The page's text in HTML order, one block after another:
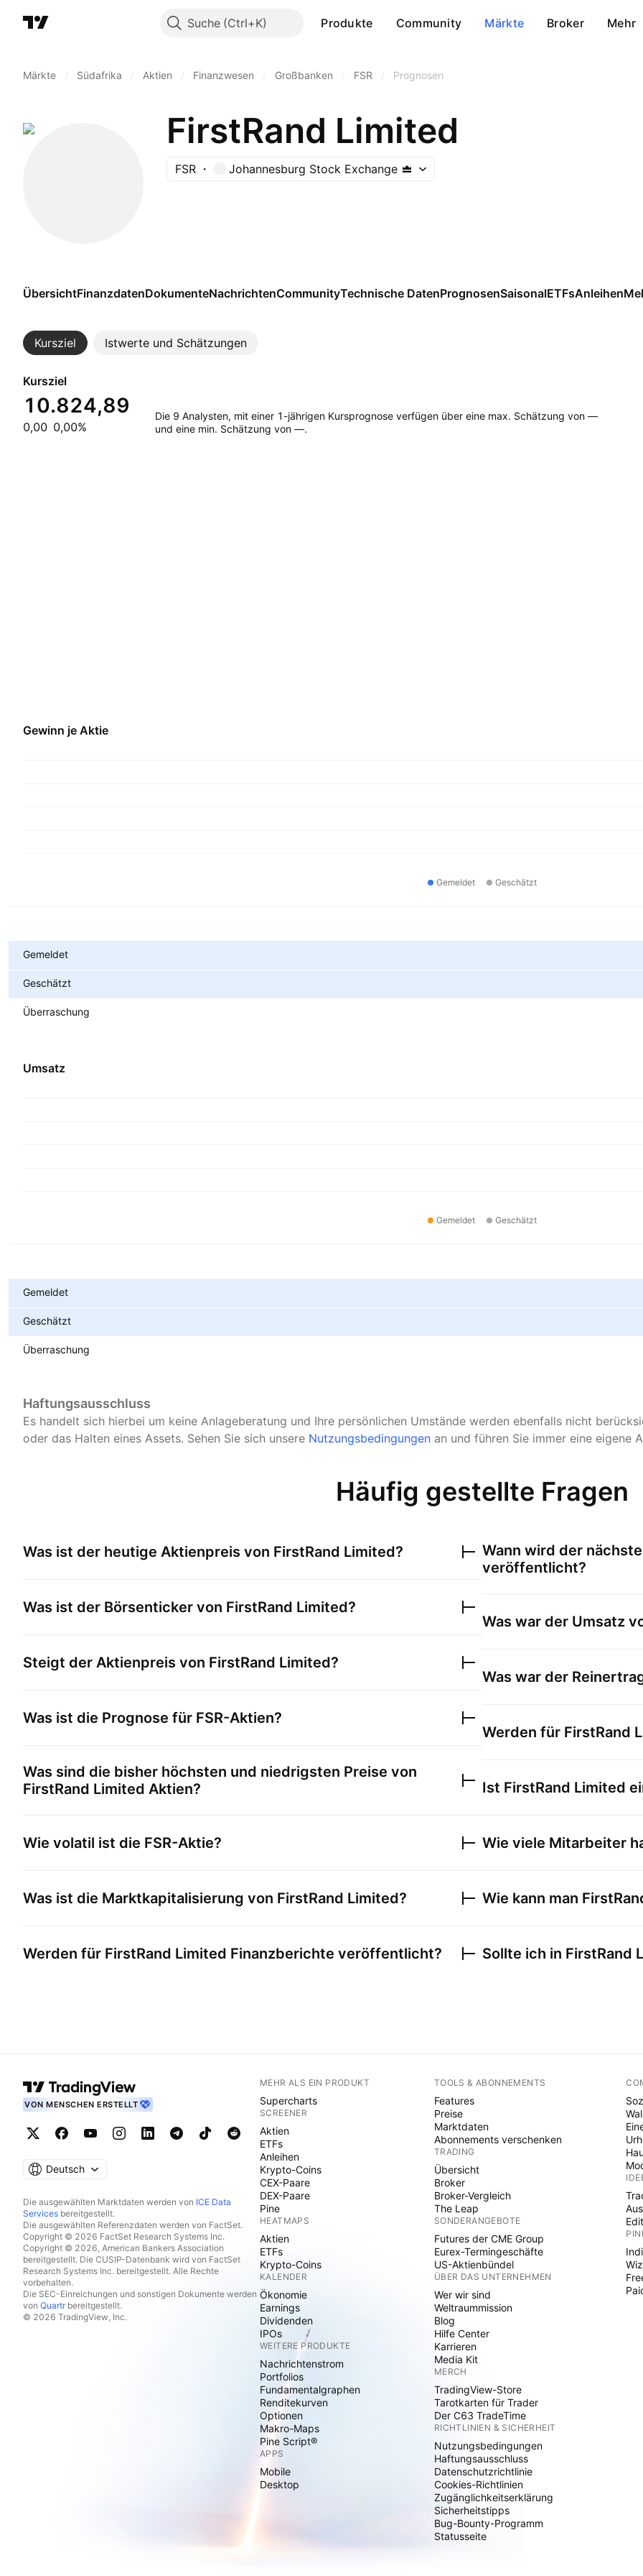
Suche Produkte Community Märkte Broker Mehr
Märkte Südafrika Aktien Finanzwesen Großbanken FSR Prognosen
FirstRand Limited
FSR Johannesburg Stock Exchange
ÜbersichtFinanzdatenDokumenteNachrichtenCommunityTechnische DatenPrognosenSaisonalETFsAnleihen
Kursziel Istwerte und Schätzungen
Kursziel
10.824,89
0,00 0,00%
Die 9 Analysten, mit einer 1-jährigen Kursprognose verfügen über eine max. Schätzung von —
und eine min. Schätzung von —.
Gewinn je Aktie
Gemeldet Geschätzt
Gemeldet
Geschätzt
Überraschung
Umsatz
Gemeldet Geschätzt
Gemeldet
Geschätzt
Überraschung
Haftungsausschluss
Es handelt sich hierbei um keine Anlageberatung und Ihre persönlichen Umstände werden ebenfalls nicht
oder das Halten eines Assets. Sehen Sie sich unsere Nutzungsbedingungen an und führen Sie immer eine eigene
Häufig gestellte Fragen
Was ist der heutige Aktienpreis von FirstRand Limited?
Was ist der Börsenticker von FirstRand Limited?
Steigt der Aktienpreis von FirstRand Limited?
Was ist die Prognose für FSR-Aktien?
Was sind die bisher höchsten und niedrigsten Preise von
FirstRand Limited Aktien?
Wie volatil ist die FSR-Aktie?
Was ist die Marktkapitalisierung von FirstRand Limited?
Werden für FirstRand Limited Finanzberichte veröffentlicht?
Wann wird der
veröffentlicht?
Was war der Umsatz
Was war der
Werden für FirstRand
Ist FirstRand Limited
Wie viele Mitarbeiter
Wie kann man
Sollte ich in FirstRand
VON MENSCHEN ERSTELLT
Deutsch
Die ausgewählten Marktdaten werden von ICE Data
Services bereitgestellt.
Die ausgewählten Referenzdaten werden von FactSet.
Copyright © 2026 FactSet Research Systems Inc.
Copyright © 2026, American Bankers Association
bereitgestellt. Die CUSIP-Datenbank wird von FactSet
Research Systems Inc. bereitgestellt. Alle Rechte
vorbehalten.
Die SEC-Einreichungen und sonstigen Dokumente werden
von Quartrbereitgestellt.
© 2026 TradingView, Inc.
MEHR ALS EIN PRODUKT
Supercharts
SCREENER
Aktien
ETFs
Anleihen
Krypto-Coins
CEX-Paare
DEX-Paare
Pine
HEATMAPS
Aktien
ETFs
Krypto-Coins
KALENDER
Ökonomie
Earnings
Dividenden
IPOs
WEITERE PRODUKTE
Nachrichtenstrom
Portfolios
Fundamentalgraphen
Renditekurven
Optionen
Makro-Maps
Pine Script®
APPS
Mobile
Desktop
TOOLS & ABONNEMENTS
Features
Preise
Marktdaten
Abonnements verschenken
TRADING
Übersicht
Broker
Broker-Vergleich
The Leap
SONDERANGEBOTE
Futures der CME Group
Eurex-Termingeschäfte
US-Aktienbündel
ÜBER DAS UNTERNEHMEN
Wer wir sind
Weltraummission
Blog
Hilfe Center
Karrieren
Media Kit
MERCH
TradingView-Store
Tarotkarten für Trader
Der C63 TradeTime
RICHTLINIEN & SICHERHEIT
Nutzungsbedingungen
Haftungsausschluss
Datenschutzrichtlinie
Cookies-Richtlinien
Zugänglichkeitserklärung
Sicherheitstipps
Bug-Bounty-Programm
Statusseite